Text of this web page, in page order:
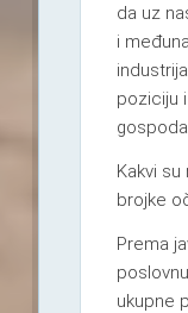
da uz
i
poziciju
Kakvi
brojke
Prema
ukupne